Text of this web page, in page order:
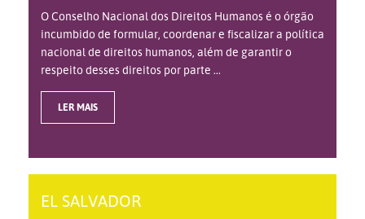
O Conselho Nacional dos Direitos Humanos é o órgão
incumbido de formular, coordenar e fiscalizar a política
nacional de direitos humanos, além de garantir o
respeito desses direitos por parte ...
LER MAIS
EL SALVADOR